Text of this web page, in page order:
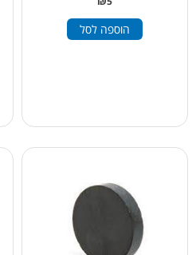
הוספה לסל